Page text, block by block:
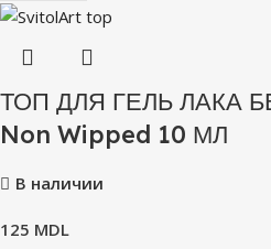
ТОП ДЛЯ ГЕЛЬ ЛАКА
Non Wipped 10 МЛ
В наличии
125 MDL